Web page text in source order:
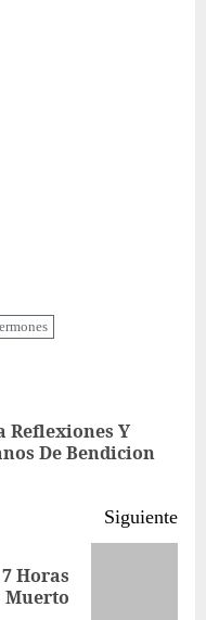
Reflexiones Y
De Bendicion
Siguiente
Horas
Muerto